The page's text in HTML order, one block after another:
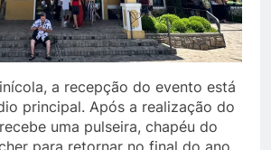
a recepção do evento está
principal. Após a realização do
uma pulseira, chapéu do